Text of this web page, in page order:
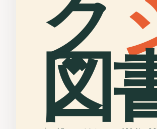
ク
図